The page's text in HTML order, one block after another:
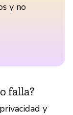
y no
falla?
y